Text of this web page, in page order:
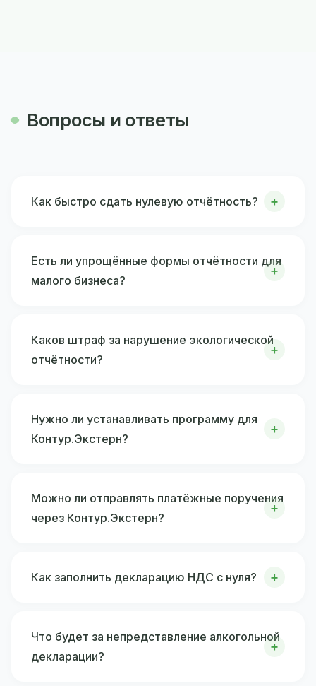
Вопросы и ответы
Как быстро сдать нулевую отчётность?
Есть ли упрощённые формы отчётности для
малого бизнеса?
Каков штраф за нарушение экологической
отчётности?
Нужно ли устанавливать программу для
Контур.Экстерн?
Можно ли отправлять платёжные поручения
через Контур.Экстерн?
Как заполнить декларацию НДС с нуля?
Что будет за непредставление алкогольной
декларации?